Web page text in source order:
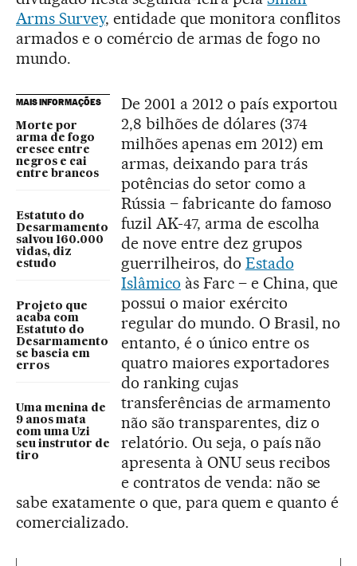
Arms Survey, entidade que monitora conflitos
armados e o comércio de armas de fogo no
mundo.
MAIS INFORMAÇÕES
Morte por
arma de fogo
cresce entre
negros e cai
entre brancos
Estatuto do
Desarmamento
salvou 160.000
vidas, diz
estudo
Projeto que
acaba com
Estatuto do
Desarmamento
se baseia em
erros
Uma menina de
9 anos mata
com uma Uzi
seu instrutor de
tiro
De 2001 a 2012 o país exportou
2,8 bilhões de dólares (374
milhões apenas em 2012) em
armas, deixando para trás
potências do setor como a
Rússia – fabricante do famoso
fuzil AK-47, arma de escolha
de nove entre dez grupos
guerrilheiros, do Estado
Islâmico às Farc – e China, que
possui o maior exército
regular do mundo. O Brasil, no
entanto, é o único entre os
quatro maiores exportadores
do ranking cujas
transferências de armamento
não são transparentes, diz o
relatório. Ou seja, o país não
apresenta à ONU seus recibos
e contratos de venda: não se
sabe exatamente o que, para quem e quanto é
comercializado.